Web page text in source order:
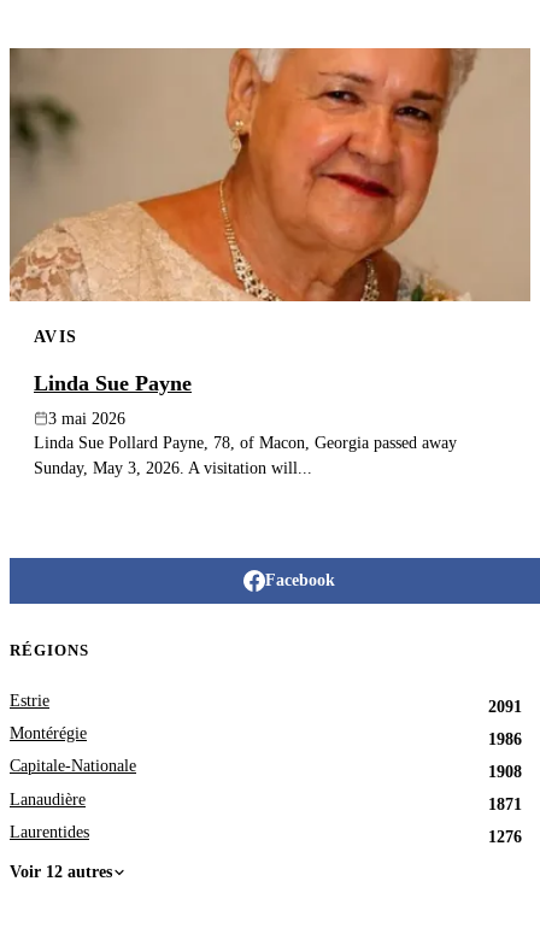
AVIS
Linda Sue Payne
3 mai 2026
Linda Sue Pollard Payne, 78, of Macon, Georgia passed away
Sunday, May 3, 2026. A visitation will...
Facebook
RÉGIONS
Estrie
2091
Montérégie
1986
Capitale-Nationale
1908
Lanaudière
1871
Laurentides
1276
Voir 12 autres